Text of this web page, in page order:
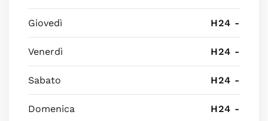
Giovedì H24 -
Venerdì H24 -
Sabato H24 -
Domenica H24 -